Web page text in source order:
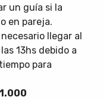
un guía si la
en pareja.
llegar al
13hs debido a
para